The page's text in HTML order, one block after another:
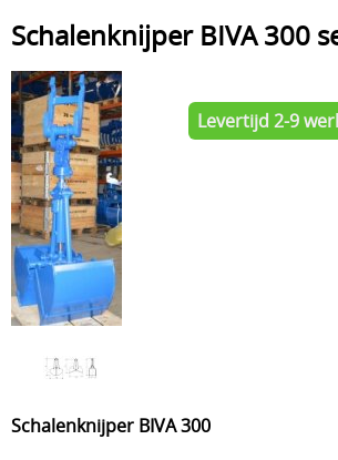
Graafmachines & grondverzet
Generatoren
Specifiek materiaal en
Mijn bestelling laten leveren
Draai-en freeswerk
Onze Repairshop Diensten
Schalenknijper BIVA 300
Levertijd 2-9
Schalenknijper BIVA 300